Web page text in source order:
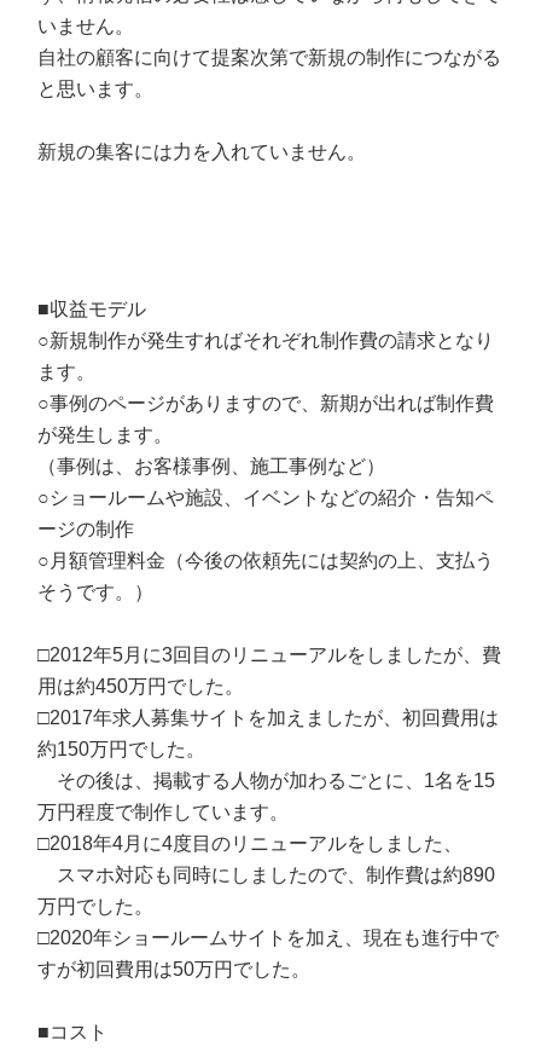
いません。
自社の顧客に向けて提案次第で新規の制作につながる
と思います。
新規の集客には力を入れていません。
■収益モデル
○新規制作が発生すればそれぞれ制作費の請求となり
ます。
○事例のページがありますので、新期が出れば制作費
が発生します。
（事例は、お客様事例、施工事例など）
○ショールームや施設、イベントなどの紹介・告知ペ
ージの制作
○月額管理料金（今後の依頼先には契約の上、支払う
そうです。）
□2012年5月に3回目のリニューアルをしましたが、費
用は約450万円でした。
□2017年求人募集サイトを加えましたが、初回費用は
約150万円でした。
その後は、掲載する人物が加わるごとに、1名を15
万円程度で制作しています。
□2018年4月に4度目のリニューアルをしました、
スマホ対応も同時にしましたので、制作費は約890
万円でした。
□2020年ショールームサイトを加え、現在も進行中で
すが初回費用は50万円でした。
■コスト